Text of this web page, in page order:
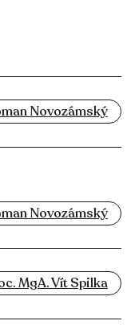
Novozámský
Novozámský
MgA. Vít Spilka